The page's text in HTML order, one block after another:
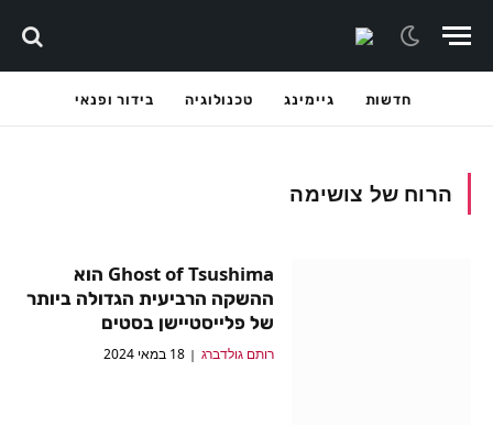
חדשות גיימינג טכנולוגיה בידור ופנאי
הרוח של צושימה
Ghost of Tsushima הוא
ההשקה הרביעית הגדולה ביותר
של פלייסטיישן בסטים
רותם גולדברג 18 במאי 2024